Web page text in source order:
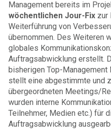
Management bereits im
wöchentlichen Jour-Fix zur
Weiterführung von
übernommen. Des Weiteren
globales
Auftragsabwicklung erstellt.
bisherigen Top-
stellt eine abgestimmte und
übergeordneten Meetings/
wurden interne
Teilnehmer, Medien etc.) für
Auftragsabwicklung